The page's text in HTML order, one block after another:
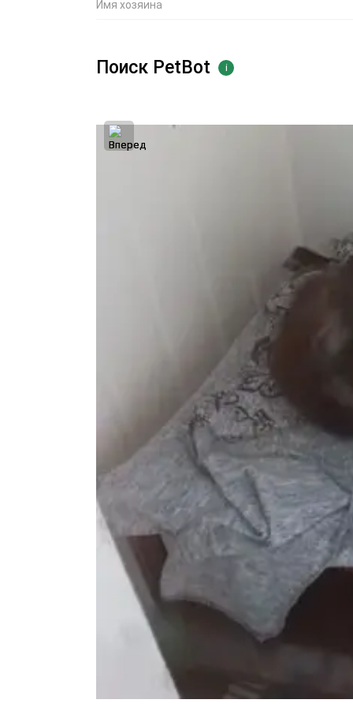
Имя хозяина
Поиск PetBot i